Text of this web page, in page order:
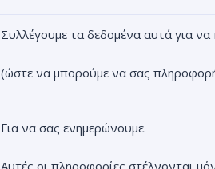
Συλλέγουμε τα δεδομένα αυτά για
(ώστε να μπορούμε να σας
Για να σας ενημερώνουμε.